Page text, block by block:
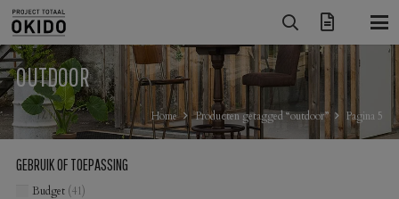
OUTDOOR
Home Producten getagged “outdoor” Pagina 5
GEBRUIK OF TOEPASSING
Budget (41)